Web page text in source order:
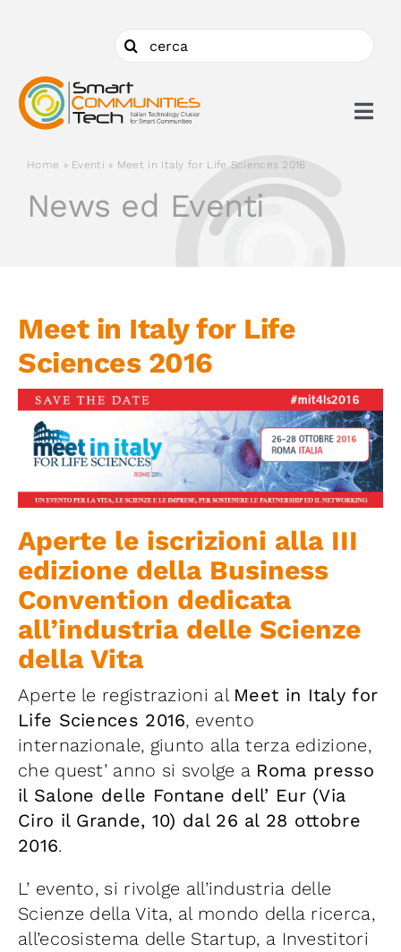
Cerca
per:
Ambiti
Iniziative
Contatti
Piattaforma First
Piattaforma SmartCommunities
Home » Eventi » Meet in Italy for Life Sciences 2016
News ed Eventi
Meet in Italy for Life
Sciences 2016
Aperte le iscrizioni alla III
edizione della Business
Convention dedicata
all’industria delle Scienze
della Vita
Aperte le registrazioni al Meet in Italy for
Life Sciences 2016, evento
internazionale, giunto alla terza edizione,
che quest’ anno si svolge a Roma presso
il Salone delle Fontane dell’ Eur (Via
Ciro il Grande, 10) dal 26 al 28 ottobre
2016.
L’ evento, si rivolge all’industria delle
Scienze della Vita, al mondo della ricerca,
all’ecosistema delle Startup, a Investitori